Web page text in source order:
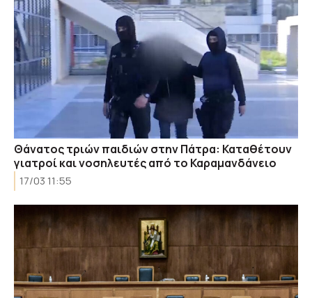
Θάνατος τριών παιδιών στην Πάτρα: Καταθέτουν
γιατροί και νοσηλευτές από το Καραμανδάνειο
17/03 11:55